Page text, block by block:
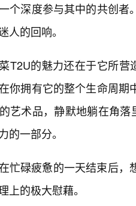
个深度参与其中的共创
人的回响。
T2U的魅力还在于它所营
你拥有它的整个生命周
艺术品，静默地躺在角
的一部分。
忙碌疲惫的一天结束后
上的极大慰藉。